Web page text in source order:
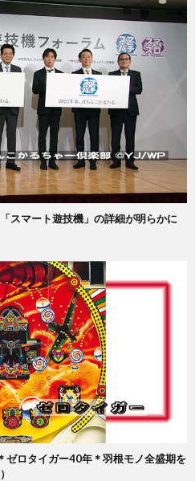
スマート遊技機」の詳細が明らかに
ゼロタイガー40年＊羽根モノ全盛期を